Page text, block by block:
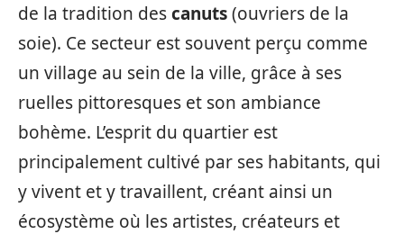
de la tradition descanuts(ouvriers de la
soie). Ce secteur est souvent perçu comme
un village au sein de la ville, grâce à ses
ruelles pittoresques et son ambiance
bohème. L’esprit du quartier est
principalement cultivé par ses habitants, qui
y vivent et y travaillent, créant ainsi un
écosystème où les artistes, créateurs et